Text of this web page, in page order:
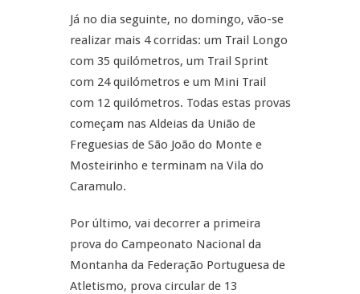
Já no dia seguinte, no domingo, vão-se
realizar mais 4 corridas: um Trail Longo
com 35 quilómetros, um Trail Sprint
com 24 quilómetros e um Mini Trail
com 12 quilómetros. Todas estas provas
começam nas Aldeias da União de
Freguesias de São João do Monte e
Mosteirinho e terminam na Vila do
Caramulo.
Por último, vai decorrer a primeira
prova do Campeonato Nacional da
Montanha da Federação Portuguesa de
Atletismo, prova circular de 13